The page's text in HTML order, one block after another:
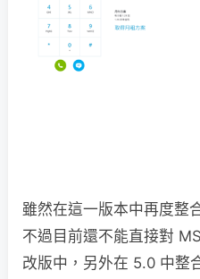
雖然在這一版本中再度整
不過目前還不能直接對
改版中，另外在 5.0 中整